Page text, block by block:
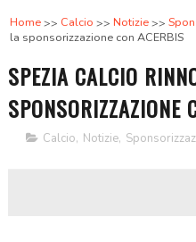
Home Calcio Notizie
la sponsorizzazione con ACERBIS
SPEZIA CALCIO
SPONSORIZZAZIONE
Calcio, Notizie,